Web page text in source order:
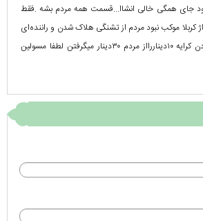
جای همگی خالی انشاا...قسمت همه مردم بشه .فقط
کربلا موکب نبود مردم از تشنگی هلاک شدن و راننده‌ای
عراقی بازار سیاه درست کردن کرایه ۱۰دیناررااز مردم ۳۰دینار میگرفتن لطفا مسولین